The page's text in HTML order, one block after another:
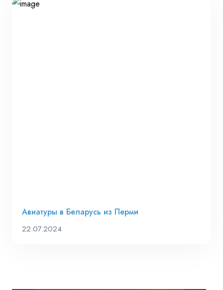
Авиатуры в Беларусь из Перми
22.07.2024